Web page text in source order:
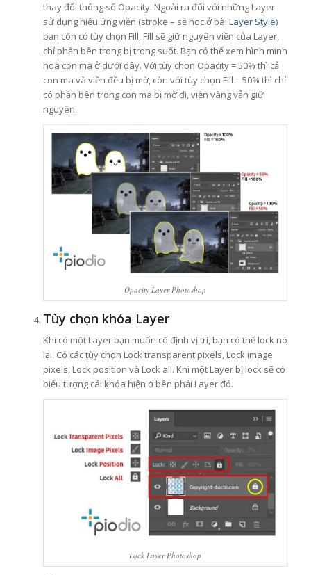
thay đổi thông số Opacity. Ngoài ra đối với những Layer
sử dụng hiệu ứng viền (stroke – sẽ học ở bài Layer Style)
bạn còn có tùy chọn Fill, Fill sẽ giữ nguyên viền của Layer,
chỉ phần bên trong bị trong suốt. Bạn có thể xem hình minh
họa con ma ở dưới đây. Với tùy chọn Opacity = 50% thì cả
con ma và viền đều bị mờ, còn với tùy chọn Fill = 50% thì chỉ
có phần bên trong con ma bị mờ đi, viền vàng vẫn giữ
nguyên.
Opacity Layer Photoshop
Tùy chọn khóa Layer
Khi có một Layer bạn muốn cố định vị trí, bạn có thể lock nó
lại. Có các tùy chọn Lock transparent pixels, Lock image
pixels, Lock position và Lock all. Khi một Layer bị lock sẽ có
biểu tượng cái khóa hiện ở bên phải Layer đó.
Lock Layer Photoshop